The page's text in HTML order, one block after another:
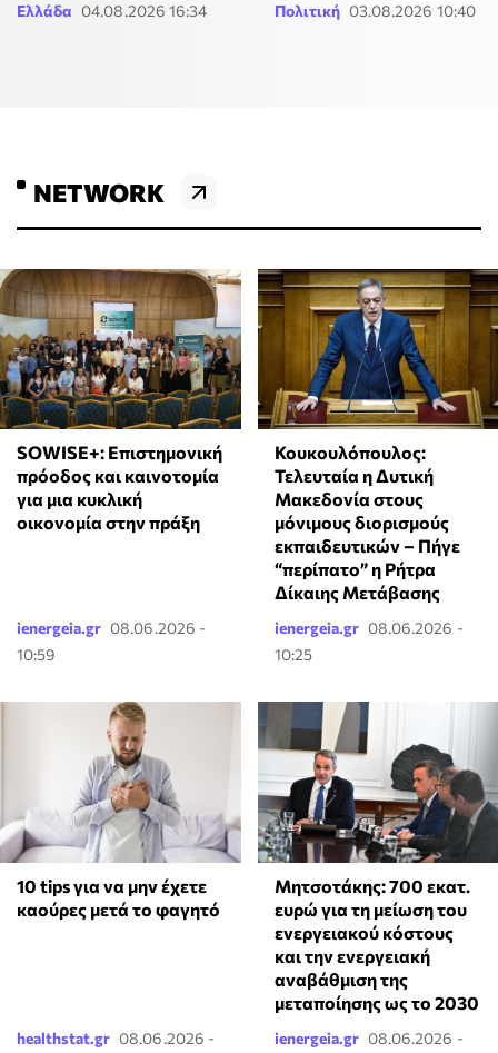
Ελλάδα 04.08.2026 16:34 Πολιτική 03.08.2026 10:40
NETWORK
SOWISE+: Επιστημονική
πρόοδος και καινοτομία
για μια κυκλική
οικονομία στην πράξη
ienergeia.gr 08.06.2026 -
10:59
Κουκουλόπουλος:
Τελευταία η Δυτική
Μακεδονία στους
μόνιμους διορισμούς
εκπαιδευτικών – Πήγε
“περίπατο” η Ρήτρα
Δίκαιης Μετάβασης
ienergeia.gr 08.06.2026 -
10:25
10 tips για να μην έχετε
καούρες μετά το φαγητό
healthstat.gr 08.06.2026 -
Μητσοτάκης: 700 εκατ.
ευρώ για τη μείωση του
ενεργειακού κόστους
και την ενεργειακή
αναβάθμιση της
μεταποίησης ως το 2030
ienergeia.gr 08.06.2026 -